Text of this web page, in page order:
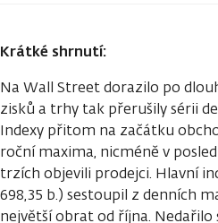
Krátké shrnutí:
Na Wall Street dorazilo po
zisků a trhy tak přerušily sérii
Indexy přitom na začátku
roční maxima, nicméně v
trzích objevili prodejci. Hlavní
698,35 b.) sestoupil z denních
největší obrat od října.